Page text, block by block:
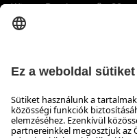
Wiener Bundesstraße 23
5300 Hallwang
NYITVATARTÁS
Várjuk jelentkezését